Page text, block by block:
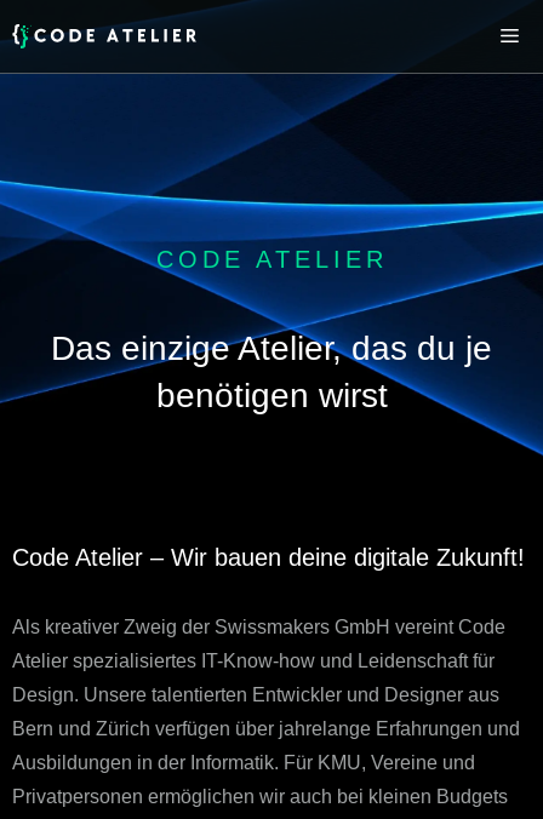
zum
CODE ATELIER
Das einzige Atelier, das du je
benötigen wirst
Code Atelier – Wir bauen deine digitale Zukunft!
Als kreativer Zweig der Swissmakers GmbH vereint Code
Atelier spezialisiertes IT-Know-how und Leidenschaft für
Design. Unsere talentierten Entwickler und Designer aus
Bern und Zürich verfügen über jahrelange Erfahrungen und
Ausbildungen in der Informatik. Für KMU, Vereine und
Privatpersonen ermöglichen wir auch bei kleinen Budgets